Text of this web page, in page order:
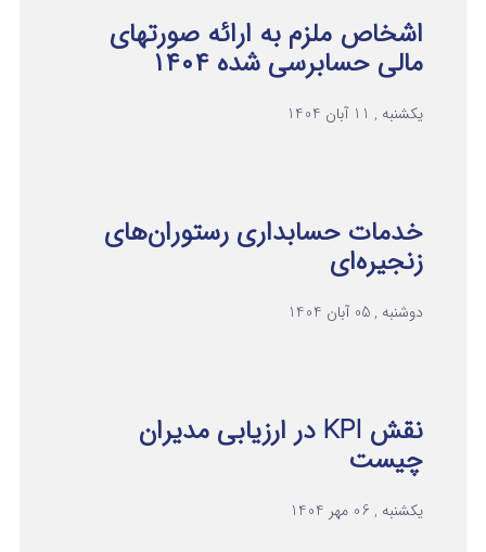
اشخاص ملزم به ارائه صورتهای
مالی حسابرسی شده ۱۴۰۴
یکشنبه , 11 آبان 1404
خدمات حسابداری رستوران‌های
زنجیره‌ای
دوشنبه , 05 آبان 1404
نقش KPI در ارزیابی مدیران
چیست
یکشنبه , 06 مهر 1404